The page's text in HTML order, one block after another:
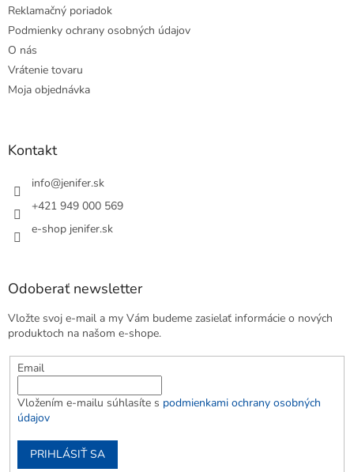
Reklamačný poriadok
Podmienky ochrany osobných údajov
O nás
Vrátenie tovaru
Moja objednávka
Kontakt
info@jenifer.sk
+421 949 000 569
e-shop jenifer.sk
Odoberať newsletter
Vložte svoj e-mail a my Vám budeme zasielať informácie o nových
produktoch na našom e-shope.
Email
Vložením e-mailu súhlasíte s podmienkami ochrany osobných
údajov
PRIHLÁSIŤ SA